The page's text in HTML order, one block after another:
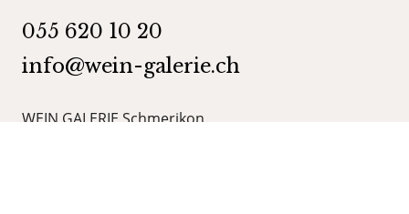
055 620 10 20
info@wein-galerie.ch
WEIN GALERIE Schmerikon